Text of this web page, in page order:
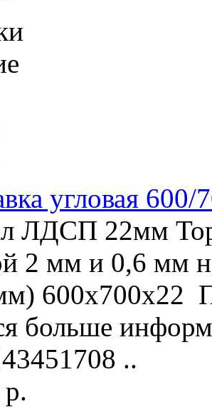
угловая 600/
ЛДСП 22мм
2 мм и 0,6 мм
600х700х22
больше
..